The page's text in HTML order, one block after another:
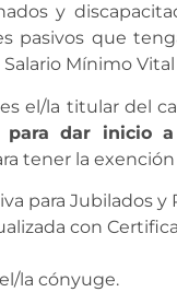
y
pasivos que
Mínimo Vital
el/la titular del
para dar inicio
tener la
para Jubilados y
con
la cónyuge.